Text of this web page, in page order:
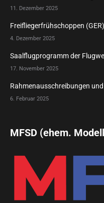
11. Dezember 2025
Freifliegerfrühschoppen
4. Dezember 2025
Saalflugprogramm der
17. November 2025
Rahmenausschreibungen
6. Februar 2025
MFSD (ehem.